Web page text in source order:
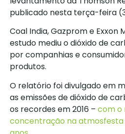
publicado nesta terça-feira
Coal India, Gazprom e Exxon
estudo mediu o dióxido de
por companhias e
produtos.
O relatório foi divulgado em
as emissões de dióxido de
os recordes em 2016 – com o
concentração na atmosfesta